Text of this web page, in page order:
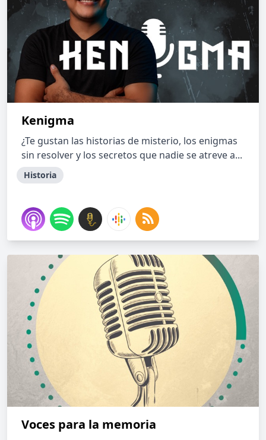
Kenigma
¿Te gustan las historias de misterio, los enigmas
sin resolver y los secretos que nadie se atreve a...
Historia
Voces para la memoria